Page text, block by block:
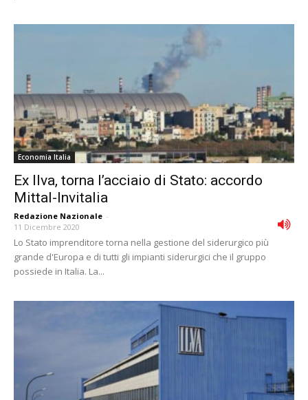
Economia Italia
Ex Ilva, torna l’acciaio di Stato: accordo
Mittal-Invitalia
Redazione Nazionale -
11 Dicembre 2020
Lo Stato imprenditore torna nella gestione del siderurgico più
grande d'Europa e di tutti gli impianti siderurgici che il gruppo
possiede in Italia. La...